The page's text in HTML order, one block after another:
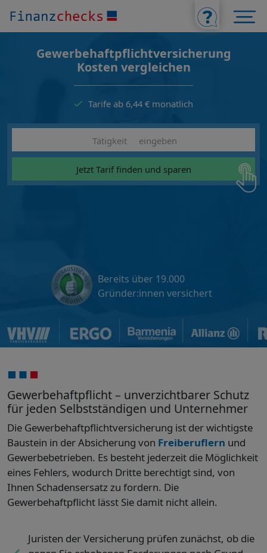
Bereits über 19.000
Gründer:innen versichert
Gewerbe­haftpflichtversicherung
Kosten vergleichen
Tarife ab 6,44 € monatlich
Jetzt Tarif finden und sparen
Gewerbehaftpflicht – unverzichtbarer Schutz
für jeden Selbstständigen und Unternehmer
Die Gewerbehaftpflichtversicherung ist der wichtigste
Baustein in der Absicherung von Freiberuflern und
Gewerbebetrieben. Es besteht jederzeit die Möglichkeit
eines Fehlers, wodurch Dritte berechtigt sind, von
Ihnen Schadensersatz zu fordern. Die
Gewerbehaftpflicht lässt Sie damit nicht allein.
Juristen der Versicherung prüfen zunächst, ob die